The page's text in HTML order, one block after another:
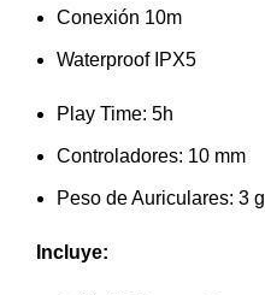
Conexión 10m
Waterproof IPX5
Play Time: 5h
Controladores: 10 mm
Peso de Auriculares: 3 g
Incluye: